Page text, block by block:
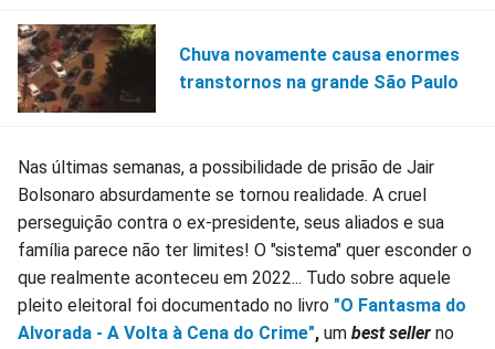
Chuva novamente causa enormes
transtornos na grande São Paulo
Nas últimas semanas, a possibilidade de prisão de Jair
Bolsonaro absurdamente se tornou realidade. A cruel
perseguição contra o ex-presidente, seus aliados e sua
família parece não ter limites! O "sistema" quer esconder o
que realmente aconteceu em 2022... Tudo sobre aquele
pleito eleitoral foi documentado no livro "O Fantasma do
Alvorada - A Volta à Cena do Crime", um best seller no